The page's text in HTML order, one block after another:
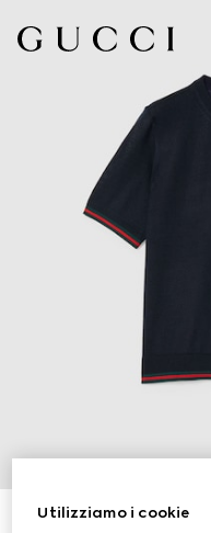
Maglia in seta e
Utilizziamo i cookie